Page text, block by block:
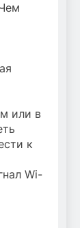
или в
к
Wi-